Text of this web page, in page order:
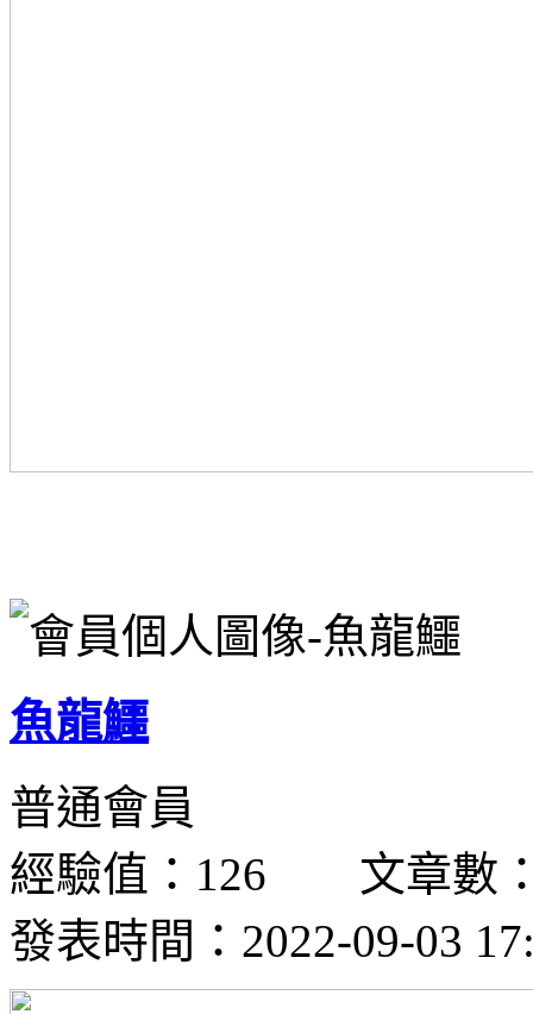
魚龍鱷
普通會員
經驗值：126 文章數
發表時間：2022-09-03